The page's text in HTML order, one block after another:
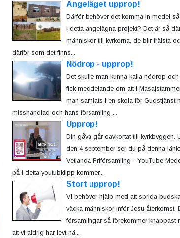
Angeläget upprop!
Därför behöver det komma in medel
i detta angelägna projekt? Det är så
människor till kyrkorna, de blir frälsta
därför som det finns...
Nödrop - upprop!
Det skulle man kunna kalla nödrop
fick meddelande om att i
man samlats i en skola för Gudstjänst
misshandlad och hans församling ...
Upprop!
Din gåva går oavkortat till
den 4 september ser du på denna
Vetlanda Friförsamling - YouTube
på i detta youtubklipp kommer...
Stort upprop!
Vi behöver hjälp med att sprida
väcka människor inför Jesu återkomst.
församlingar så förekommer knappast
att vi aldrig har levt nä...